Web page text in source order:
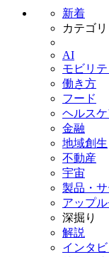
新着
カテゴリ
AI
モビリテ
働き方
フード
ヘルスケ
金融
地域創生
不動産
宇宙
製品・
アップ
深掘り
解説
インタ